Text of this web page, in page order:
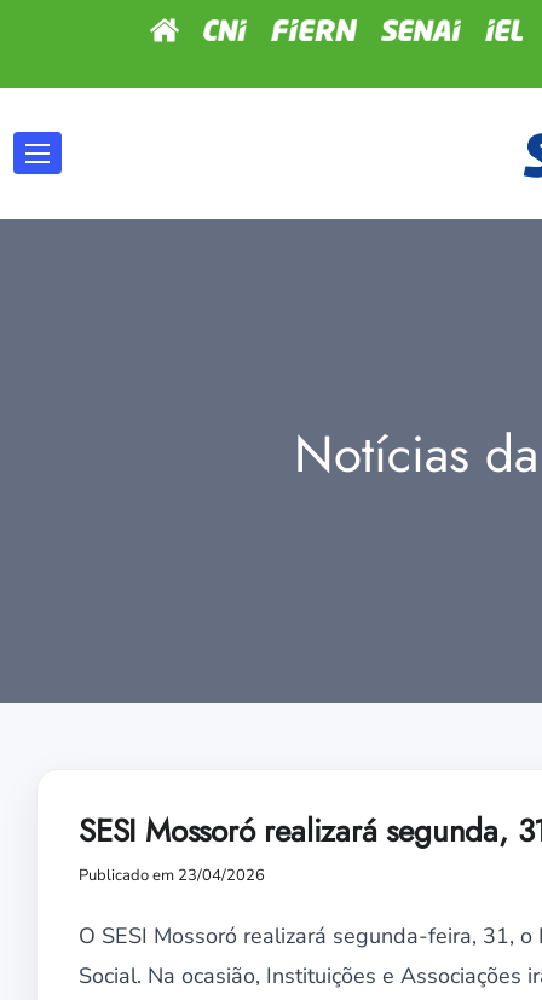
Notícias
SESI Mossoró realizará segunda,
Publicado em 23/04/2026
O SESI Mossoró realizará segunda-feira, 31, o
Social. Na ocasião, Instituições e Associações